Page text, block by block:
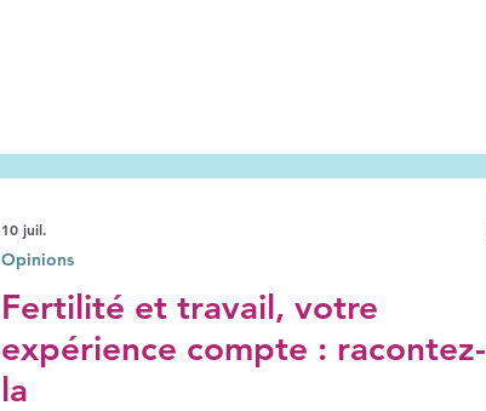
Fertilité et travail, votre
expérience compte : racontez-
la
Opinions
10 juil.